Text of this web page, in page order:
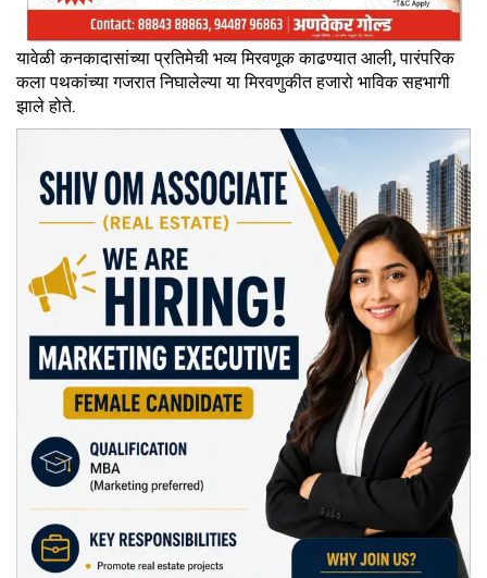
यावेळी कनकादासांच्या प्रतिमेची भव्य मिरवणूक काढण्यात आली, पारंपरिक
कला पथकांच्या गजरात निघालेल्या या मिरवणुकीत हजारो भाविक सहभागी
झाले होते.